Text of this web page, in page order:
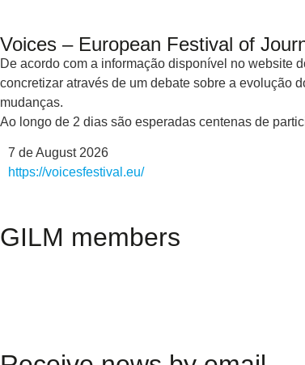
Voices – European Festival of
De acordo com a informação disponível no website
concretizar através de um debate sobre a evolução
mudanças.
Ao longo de 2 dias são esperadas centenas de
7 de August 2026
https://voicesfestival.eu/
GILM members